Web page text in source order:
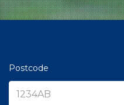
Postcode